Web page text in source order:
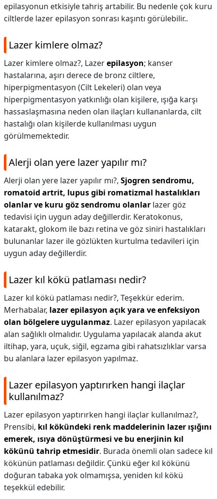
epilasyonun etkisiyle tahriş artabilir. Bu nedenle çok kuru
ciltlerde lazer epilasyon sonrası kaşıntı görülebilir..
Lazer kimlere olmaz?
Lazer kimlere olmaz?, Lazerepilasyon; kanser
hastalarına, aşırı derece de bronz ciltlere,
hiperpigmentasyon (Cilt Lekeleri) olan veya
hiperpigmentasyon yatkınlığı olan kişilere, ışığa karşı
hassaslaşmasına neden olan ilaçları kullananlarda, cilt
hastalığı olan kişilerde kullanılması uygun
görülmemektedir.
Alerji olan yere lazer yapılır mı?
Alerji olan yere lazer yapılır mı?, Sjogren sendromu,
romatoid artrit, lupus gibi romatizmal hastalıkları
olanlar ve kuru göz sendromu olanlar lazer göz
tedavisi için uygun aday değillerdir. Keratokonus,
katarakt, glokom ile bazı retina ve göz siniri hastalıkları
bulunanlar lazer ile gözlükten kurtulma tedavileri için
uygun aday değillerdir.
Lazer kıl kökü patlaması nedir?
Lazer kıl kökü patlaması nedir?, Teşekkür ederim.
Merhabalar, lazer epilasyon açık yara ve enfeksiyon
olan bölgelere uygulanmaz. Lazer epilasyon yapılacak
alan sağlıklı olmalıdır. Uygulama yapılacak alanda akut
iltihap, yara, uçuk, siğil, egzama gibi rahatsızlıklar varsa
bu alanlara lazer epilasyon yapılmaz.
Lazer epilasyon yaptırırken hangi ilaçlar
kullanılmaz?
Lazer epilasyon yaptırırken hangi ilaçlar kullanılmaz?,
Prensibi, kıl kökündeki renk maddelerinin lazer ışığını
emerek, ısıya dönüştürmesi ve bu enerjinin kıl
kökünü tahrip etmesidir. Burada önemli olan sadece kıl
kökünün patlaması değildir. Çünkü eğer kıl kökünü
doğuran tabaka yok olmamışsa, yeniden kıl kökü
teşekkül edebilir.